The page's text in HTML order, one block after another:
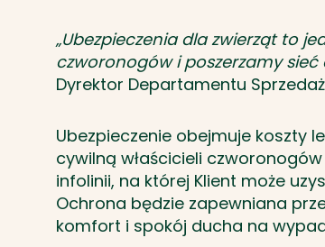
„Ubezpieczenia dla zwierząt to
czworonogów i poszerzamy
Dyrektor Departamentu
Ubezpieczenie obejmuje koszty
cywilną właścicieli
infolinii, na której Klient może
Ochrona będzie zapewniana
komfort i spokój ducha na